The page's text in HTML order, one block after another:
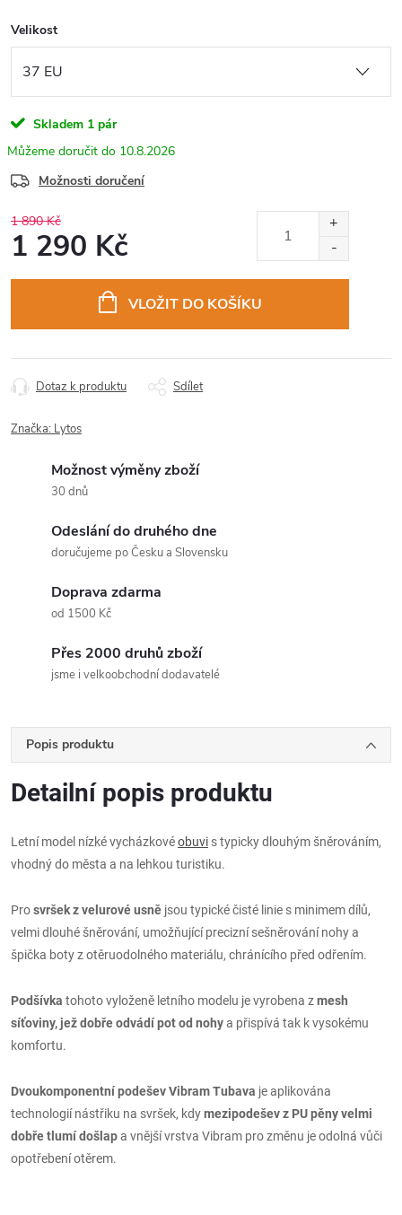
Velikost
Skladem 1 pár
10.8.2026
Možnosti doručení
1 890 Kč
1 290 Kč
VLOŽIT DO KOŠÍKU
Dotaz k produktu Sdílet
Značka: Lytos
Možnost výměny zboží
30 dnů
Odeslání do druhého dne
doručujeme po Česku a Slovensku
Doprava zdarma
od 1500 Kč
Přes 2000 druhů zboží
jsme i velkoobchodní dodavatelé
Popis produktu
Detailní popis produktu
Letní model nízké vycházkovéobuvi s typicky dlouhým šněrováním,
vhodný do města a na lehkou turistiku.
Prosvršek z velurové usně jsou typické čisté linie s minimem dílů,
velmi dlouhé šněrování, umožňující precizní sešněrování nohy a
špička boty z otěruodolného materiálu, chránícího před odřením.
Podšívka tohoto vyloženě letního modelu je vyrobena zmesh
síťoviny, jež dobře odvádí pot od nohya přispívá tak k vysokému
komfortu.
Dvoukomponentní podešev Vibram Tubava je aplikována
technologií nástřiku na svršek, kdymezipodešev z PU pěny velmi
dobře tlumí došlapa vnější vrstva Vibram pro změnu je odolná vůči
opotřebení otěrem.